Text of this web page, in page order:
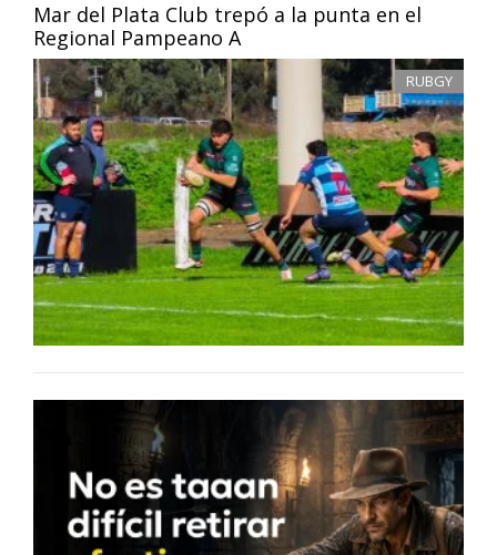
Mar del Plata Club trepó a la punta en el
Regional Pampeano A
RUBGY